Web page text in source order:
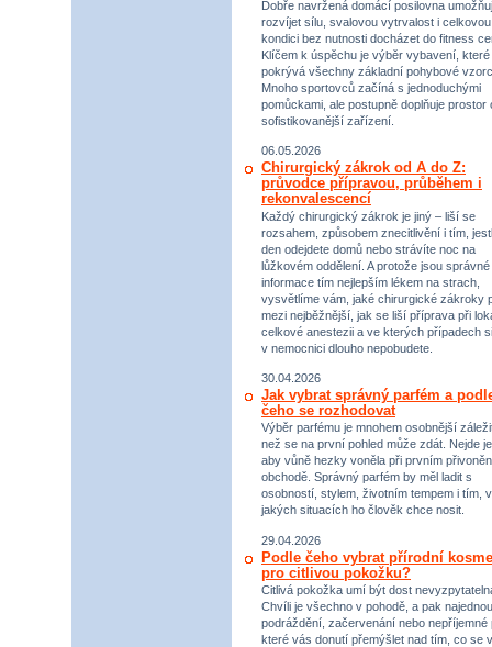
Dobře navržená domácí posilovna
rozvíjet sílu, svalovou vytrvalost i celkovou
kondici bez nutnosti docházet do fitness
Klíčem k úspěchu je výběr vybavení, které
pokrývá všechny základní pohybové
Mnoho sportovců začíná s jednoduchými
pomůckami, ale postupně doplňuje prostor
sofistikovanější zařízení.
06.05.2026
Chirurgický zákrok od A do Z:
průvodce přípravou, průběhem i
rekonvalescencí
Každý chirurgický zákrok je jiný – liší se
rozsahem, způsobem znecitlivění i tím,
den odejdete domů nebo strávíte noc na
lůžkovém oddělení. A protože jsou správné
informace tím nejlepším lékem na strach,
vysvětlíme vám, jaké chirurgické zákroky
mezi nejběžnější, jak se liší příprava při
celkové anestezii a ve kterých případech si
v nemocnici dlouho nepobudete.
30.04.2026
Jak vybrat správný parfém a
čeho se rozhodovat
Výběr parfému je mnohem osobnější
než se na první pohled může zdát. Nejde
aby vůně hezky voněla při prvním
obchodě. Správný parfém by měl ladit s
osobností, stylem, životním tempem i tím, v
jakých situacích ho člověk chce nosit.
29.04.2026
Podle čeho vybrat přírodní
pro citlivou pokožku?
Citlivá pokožka umí být dost
Chvíli je všechno v pohodě, a pak
podráždění, začervenání nebo nepříjemné
které vás donutí přemýšlet nad tím, co se